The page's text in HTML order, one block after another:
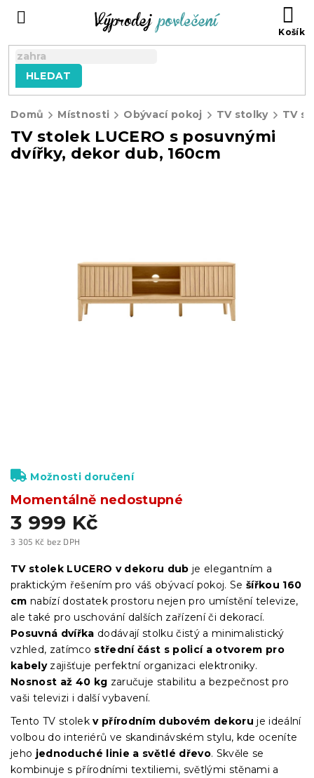
HLEDAT
Domů Místnosti Obývací pokoj TV stolky
TV stolek LUCERO s posuvnými
dvířky, dekor dub, 160cm
3 999 Kč
3 305 Kč bez DPH
cena:
Momentálně nedostupné
Možnosti doručení
TV stolek LUCERO v dekoru dub je elegantním a
praktickým řešením pro váš obývací pokoj. Se šířkou 160
cm nabízí dostatek prostoru nejen pro umístění televize,
ale také pro uschování dalších zařízení či dekorací.
Posuvná dvířka dodávají stolku čistý a minimalistický
vzhled, zatímco střední část s policí a otvorem pro
kabelyzajišťuje perfektní organizaci elektroniky.
Nosnost až 40 kg zaručuje stabilitu a bezpečnost pro
vaši televizi i další vybavení.
Tento TV stolekv přírodním dubovém dekoru je ideální
volbou do interiérů ve skandinávském stylu, kde oceníte
jeho jednoduché linie a světlé dřevo. Skvěle se
kombinuje s přírodními textiliemi, světlými stěnami a